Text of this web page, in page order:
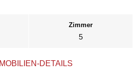
Zimmer
5
DETAILS